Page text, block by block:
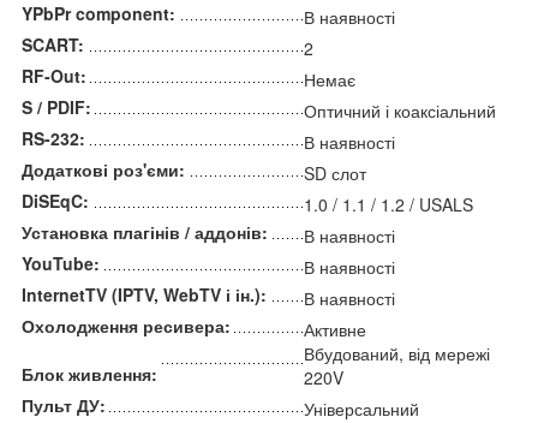
YPbPr component:
В наявності
SCART:
2
RF-Out:
Немає
S / PDIF:
Оптичний і коаксіальний
RS-232:
В наявності
Додаткові роз'єми:
SD слот
DiSEqC:
1.0 / 1.1 / 1.2 / USALS
Установка плагінів / аддонів:
В наявності
YouTube:
В наявності
InternetTV (IPTV, WebTV і ін.):
В наявності
Охолодження ресивера:
Активне
Блок живлення:
Вбудований, від мережі
220V
Пульт ДУ:
Універсальний